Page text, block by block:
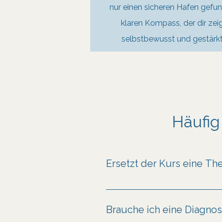
nur einen sicheren Hafen
klaren Kompass, der dir
selbstbewusst und
Ersetzt der Kurs eine
Nein! Der Kurs stellt keine
Essstörungen, ist es wichtig,
Brauche ich eine